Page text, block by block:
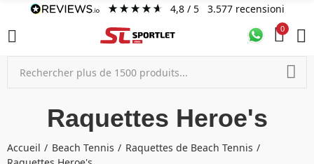
4,8/ 5 3.577 recensioni
0
Raquettes Heroe's
Accueil Beach Tennis
Raquettes de Beach Tennis